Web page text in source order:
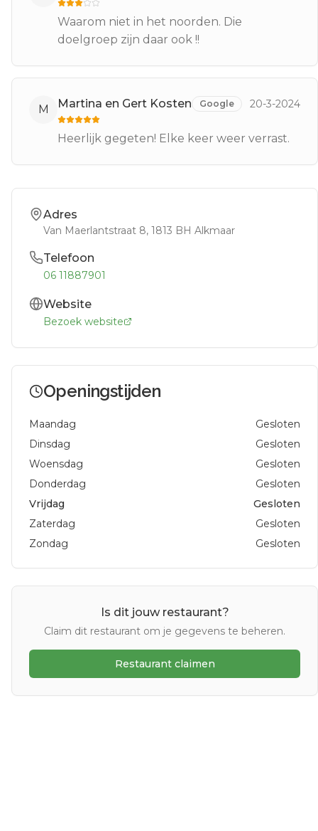
Waarom niet in het noorden. Die
doelgroep zijn daar ook !!
M Martina en Gert Kosten Google 20-3-2024
Heerlijk gegeten! Elke keer weer verrast.
Adres
Van Maerlantstraat 8, 1813 BH Alkmaar
Telefoon
06 11887901
Website
Bezoek website
Openingstijden
Maandag
Gesloten
Dinsdag
Gesloten
Woensdag
Gesloten
Donderdag
Gesloten
Vrijdag
Gesloten
Zaterdag
Gesloten
Zondag
Gesloten
Is dit jouw restaurant?
Claim dit restaurant om je gegevens te beheren.
Restaurant claimen